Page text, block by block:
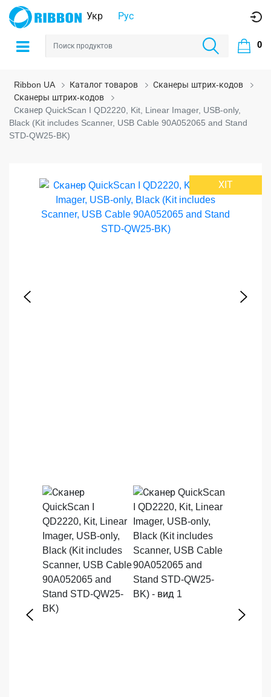
Укр Рус
0
Ribbon UA Каталог товаров
Сканеры штрих-кодов
Сканеры штрих-кодов
Сканер QuickScan I QD2220, Kit, Linear Imager, USB-only,
Black (Kit includes Scanner, USB Cable 90A052065 and Stand
STD-QW25-BK)
ХІТ